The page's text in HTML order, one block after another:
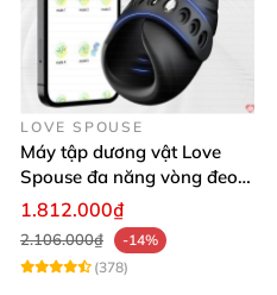
LOVE SPOUSE
Máy tập dương vật Love
Spouse đa năng vòng đeo
điều khiển qua app tiện lợi
1.812.000₫
2.106.000₫
-14%
(378)